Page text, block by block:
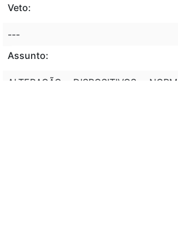
Veto:
---
Assunto:
ALTERAÇÃO, DISPOSITIVOS,